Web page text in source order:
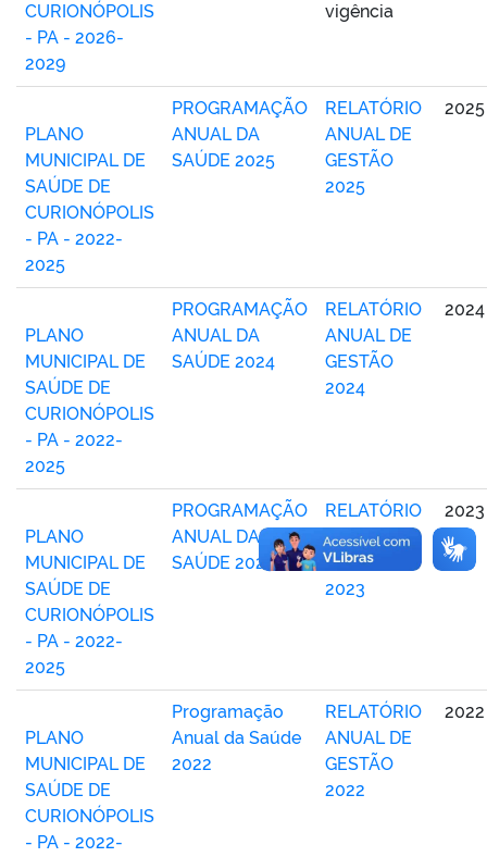
CURIONÓPOLIS
- PA - 2026-
2029
vigência
PLANO
MUNICIPAL DE
SAÚDE DE
CURIONÓPOLIS
- PA - 2022-
2025
PROGRAMAÇÃO
ANUAL DA
SAÚDE 2025
RELATÓRIO
ANUAL DE
GESTÃO
2025
2025
PLANO
MUNICIPAL DE
SAÚDE DE
CURIONÓPOLIS
- PA - 2022-
2025
PROGRAMAÇÃO
ANUAL DA
SAÚDE 2024
RELATÓRIO
ANUAL DE
GESTÃO
2024
2024
PLANO
MUNICIPAL DE
SAÚDE DE
CURIONÓPOLIS
- PA - 2022-
2025
PROGRAMAÇÃO
ANUAL DA
SAÚDE 2023
RELATÓRIO
ANUAL DE
GESTÃO
2023
2023
PLANO
MUNICIPAL DE
SAÚDE DE
CURIONÓPOLIS
- PA - 2022-
Programação
Anual da Saúde
2022
RELATÓRIO
ANUAL DE
GESTÃO
2022
2022